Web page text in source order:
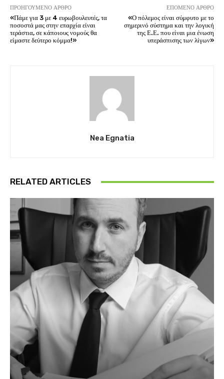
ΠΡΟΗΓΟΎΜΕΝΟ ΆΡΘΡΟ
«Πάμε για 3 με 4 ευρωβουλευτές, τα
ποσοστά μας στην επαρχία είναι
τεράστια, σε κάποιους νομούς θα
είμαστε δεύτερο κόμμα!»
ΕΠΌΜΕΝΟ ΆΡΘΡΟ
«Ο πόλεμος είναι σύμφυτο με το
σημερινό σύστημα και την λογική
της Ε.Ε. που είναι μια ένωση
υπεράσπισης των λίγων»
Nea Egnatia
RELATED ARTICLES